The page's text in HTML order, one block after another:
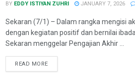
BY EDDY ISTIYAN ZUHRI JANUARY 7, 2026
Sekaran (7/1) – Dalam rangka mengisi
dengan kegiatan positif dan bernilai
Sekaran menggelar Pengajian Akhir ...
READ MORE